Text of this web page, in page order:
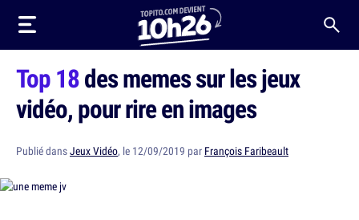
Top 18des memes sur les jeux
vidéo, pour rire en images
Publié dansJeux Vidéo, le 12/09/2019 par François Faribeault